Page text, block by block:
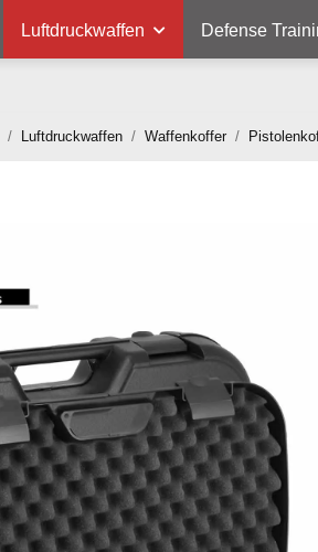
Luftdruckwaffen Defense
Luftdruckwaffen Waffenkoffer